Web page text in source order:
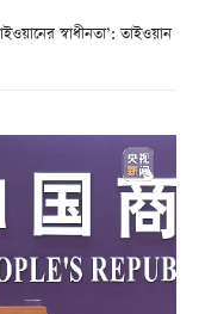
স্বাধীনতা’: তাইওয়ান